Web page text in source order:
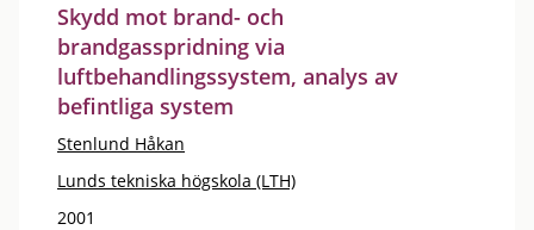
Skydd mot brand- och
brandgasspridning via
luftbehandlingssystem, analys av
befintliga system
Stenlund Håkan
Lunds tekniska högskola (LTH)
2001